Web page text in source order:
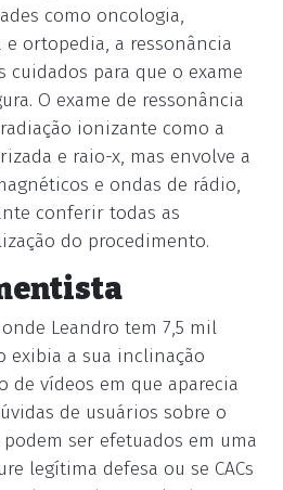
como oncologia,
ortopedia, a ressonância
cuidados para que o exame
O exame de ressonância
ionizante como a
e raio-x, mas envolve a
e ondas de rádio,
conferir todas as
do procedimento.
Leandro tem 7,5 mil
exibia a sua inclinação
de vídeos em que aparecia
de usuários sobre o
ser efetuados em uma
legítima defesa ou se CACs